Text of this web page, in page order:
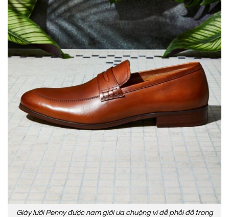
Giày lười Penny được nam giới ưa chuộng vì dễ phối đồ trong